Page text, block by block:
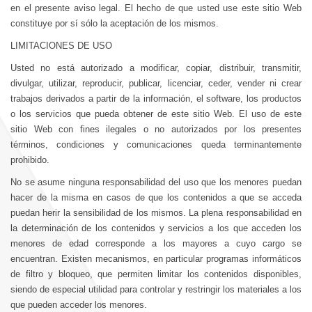
en el presente aviso legal. El hecho de que usted use este sitio Web
constituye por sí sólo la aceptación de los mismos.
LIMITACIONES DE USO
Usted no está autorizado a modificar, copiar, distribuir, transmitir,
divulgar, utilizar, reproducir, publicar, licenciar, ceder, vender ni crear
trabajos derivados a partir de la información, el software, los productos
o los servicios que pueda obtener de este sitio Web. El uso de este
sitio Web con fines ilegales o no autorizados por los presentes
términos, condiciones y comunicaciones queda terminantemente
prohibido.
No se asume ninguna responsabilidad del uso que los menores puedan
hacer de la misma en casos de que los contenidos a que se acceda
puedan herir la sensibilidad de los mismos. La plena responsabilidad en
la determinación de los contenidos y servicios a los que acceden los
menores de edad corresponde a los mayores a cuyo cargo se
encuentran. Existen mecanismos, en particular programas informáticos
de filtro y bloqueo, que permiten limitar los contenidos disponibles,
siendo de especial utilidad para controlar y restringir los materiales a los
que pueden acceder los menores.